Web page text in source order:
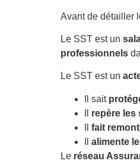
Avant de détailler
Le SST est un
professionnels
Le SST est un
Il sait
repère les
fait
alimente
Le réseau